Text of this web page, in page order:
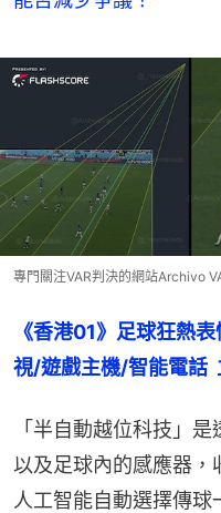
專門關注VAR判決的網站Archivo
《香港01》足球狂熱
視/遊戲主機/智能電話
「半自動越位科技」
以及足球內的感應器，
人工智能自動選擇傳球